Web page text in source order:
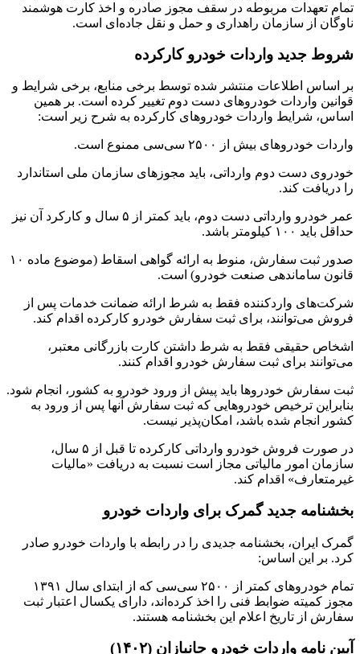
تمام تعهدات مربوطه در سقف مجوز صادره و اخذ کارت هوشمند
ناوگان از سازمان راهداری و حمل و نقل جاده‌ای است.
شروط جدید واردات خودرو کارکرده
بر اساس اطلاعات منتشر شده توسط برخی منابع، برخی شرایط و
قوانین واردات خودروهای دست دوم تغییر کرده است. بر همین
اساس، شرایط واردات خودروهای کارکرده به شرح زیر است:
واردات خودروهای بیش از ۲۵۰۰ سی‌سی ممنوع است.
خودروی دست دوم وارداتی، باید مجوزهای سازمان ملی استاندارد
را دریافت کند.
عمر خودرو وارداتی دست دوم، باید کمتر از ۵ سال و کارکرد آن نیز
حداقل باید ۱۰۰ کیلومتر باشد.
صدور ثبت سفارش، منوط به ارائه گواهی اسقاط (موضوع ماده ۱۰
قانون ساماندهی صنعت خودرو) است.
شرکت‌های واردکننده فقط به شرط ارائه ضمانت خدمات پس از
فروش می‌توانند، برای ثبت سفارش خودرو کارکرده اقدام کند.
اشخاص حقیقی فقط به شرط داشتن کارت بازرگانی معتبر،
می‌توانند برای ثبت سفارش خودرو اقدام کنند.
ثبت سفارش خودروها باید پیش از ورود خودرو به کشور، انجام شود.
بنابراین ترخیص خودروهایی که ثبت سفارش آنها پس از ورود به
کشور انجام شده باشد، امکان‌پذیر نیست.
در صورت فروش خودرو وارداتی کارکرده تا قبل از ۵ سال،
سازمان امور مالیاتی مجاز است نسبت به دریافت «مالیات
غیرمتعارف» اقدام کند.
بخشنامه جدید گمرک برای واردات خودرو
گمرک ایران، بخشنامه جدیدی را در رابطه با واردات خودرو صادر
کرد. بر این اساس:
تمام خودروهای کمتر از ۲۵۰۰ سی‌سی که از ابتدای سال ۱۳۹۱
مجوز کمیته ضوابط فنی را اخذ کرده‌اند، دارای یکسال اعتبار ثبت
سفارش از تاریخ اعلام این بخشنامه هستند.
آیین نامه واردات خودرو جانبازان (۱۴۰۲)